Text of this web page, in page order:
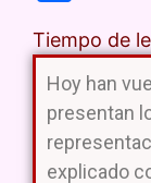
e
b
o
o
l
m
p
ar
tir
Tiempo de
Hoy han
presentan
explicado